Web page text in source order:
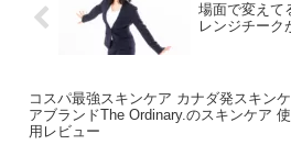
場面で変えて
レンジチーク
コスパ最強スキンケア カナダ発スキンケ
アブランドThe Ordinary.のスキンケア 使
用レビュー